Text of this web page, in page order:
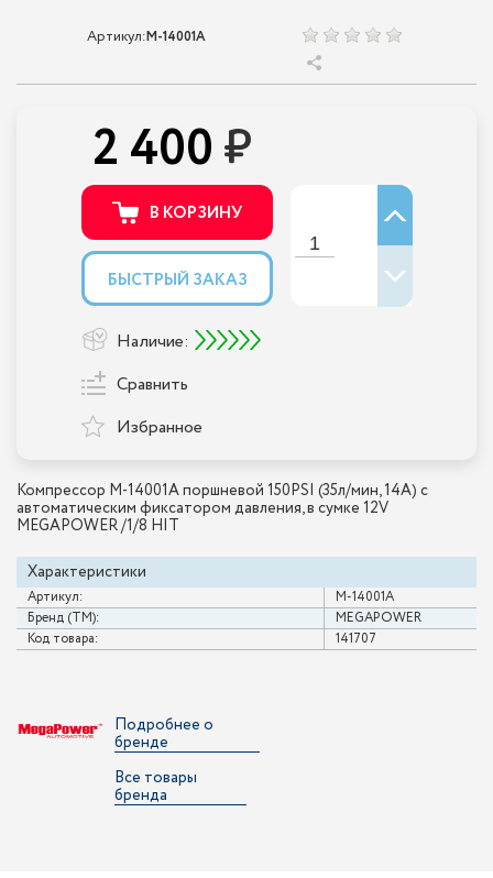
Артикул:M-14001A
Компрессор M-14001A поршневой 150PSI (35л/мин, 14А) с
автоматическим фиксатором давления, в сумке 12V
MEGAPOWER /1/8 HIT
Характеристики
Артикул:
M-14001A
Бренд (ТМ):
MEGAPOWER
Код товара:
141707
2 400
В КОРЗИНУ
БЫСТРЫЙ ЗАКАЗ
Наличие:
Сравнить
Избранное
Подробнее о
бренде
Все товары
бренда